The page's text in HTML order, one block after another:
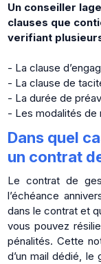
Un conseiller
clauses que
verifiant
- La clause
- La clause de
- La durée de
- Les modalités de
Dans quel
un contrat
Le contrat de
l’échéance
dans le contrat et
vous pouvez
pénalités. Cette
d’un mail dédié,